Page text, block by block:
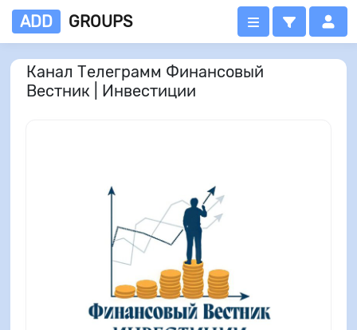
ADD GROUPS
Канал Телеграмм Финансовый
Вестник | Инвестиции